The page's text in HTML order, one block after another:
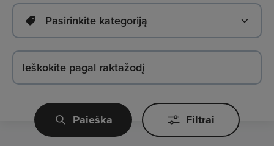
Pasirinkite kategoriją
Paieška Filtrai